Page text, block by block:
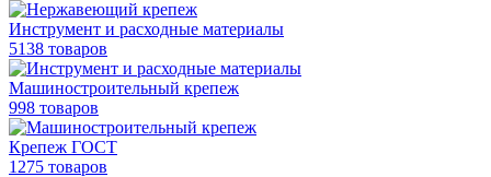
Инструмент и расходные материалы
5138 товаров
Машиностроительный крепеж
998 товаров
Крепеж ГОСТ
1275 товаров